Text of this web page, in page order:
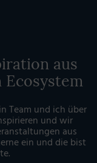
aus
Ecosystem
Team und ich über
und wir
aus
ein und die bist